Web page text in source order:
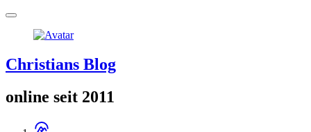
Christians Blog
online seit 2011